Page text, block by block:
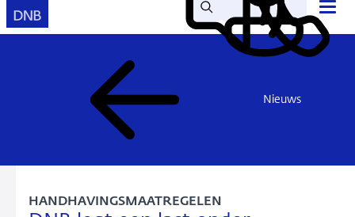
Zoek Lees
voor
Mijn
DNB
Contact
Nieuws
HANDHAVINGSMAATREGELEN